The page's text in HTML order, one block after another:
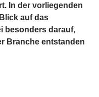
In der vorliegenden
auf das
besonders darauf,
Branche entstanden